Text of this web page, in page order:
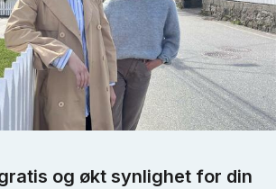
og økt synlighet for din